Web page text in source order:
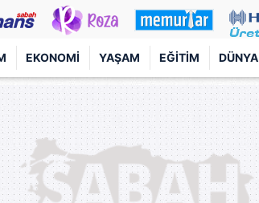
EKONOMI YAŞAM EĞITIM DÜNYA